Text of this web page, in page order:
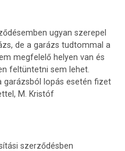
ugyan szerepel
de a garázs tudtommal a
megfelelő helyen van és
feltüntetni sem lehet.
garázsból lopás esetén fizet
M. Kristóf
szerződésben